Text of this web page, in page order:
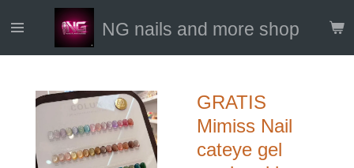
direct
NG nails and more shop
GRATIS
Mimiss Nail
cateye gel